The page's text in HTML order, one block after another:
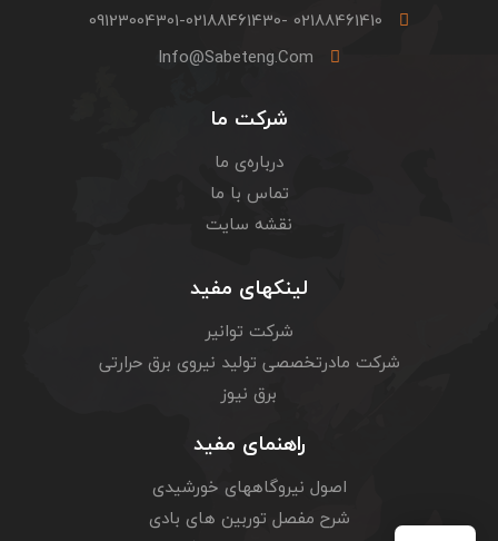
02188461410 -09123004301-02188461430
Info@sabeteng.com
شرکت ما
درباره‌ی ما
تماس با ما
نقشه سایت
لینکهای مفید
شرکت توانیر
شرکت مادرتخصصی تولید نیروی برق حرارتی
برق نیوز
راهنمای مفید
اصول نیروگاههای خورشیدی
شرح مفصل توربین های بادی